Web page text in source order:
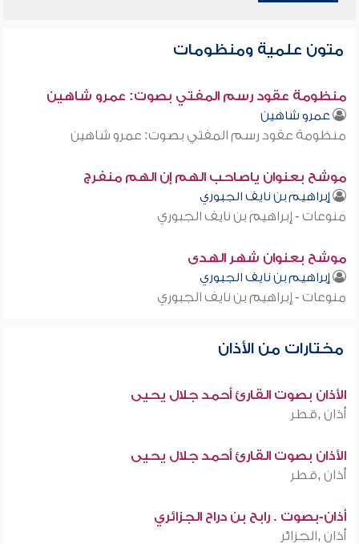
متون علمية ومنظومات
منظومة عقود رسم المفتي بصوت: عمرو شاهين
عمرو شاهين
منظومة عقود رسم المفتي بصوت: عمرو شاهين
موشح بعنوان ياصاحب الهم إن الهم منفرج
إبراهيم بن نايف الجبوري
منوعات - إبراهيم بن نايف الجبوري
موشح بعنوان شهر الهدى
إبراهيم بن نايف الجبوري
منوعات - إبراهيم بن نايف الجبوري
مختارات من الأذان
الأذان بصوت القارئ أحمد جلال يحيى
أذان ,قطر
الأذان بصوت القارئ أحمد جلال يحيى
أذان ,قطر
أذان-بصوت . رابح بن دراح الجزائري
أذان ,الجزائر